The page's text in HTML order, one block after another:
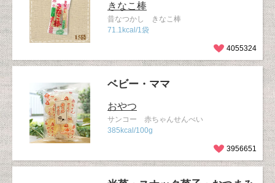
きなこ棒
昔なつかし きなこ棒
71.1kcal/1袋
4055324
ベビー・ママ
おやつ
サンコー 赤ちゃんせんべい
385kcal/100g
3956651